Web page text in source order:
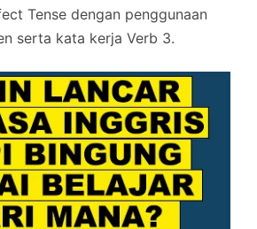
Tense dengan penggunaan
serta kata kerja Verb 3.